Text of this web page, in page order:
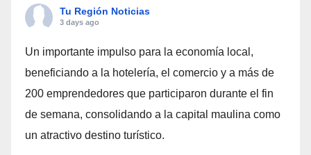
Tu Región Noticias
3 days ago
Un importante impulso para la economía local,
beneficiando a la hotelería, el comercio y a más de
200 emprendedores que participaron durante el fin
de semana, consolidando a la capital maulina como
un atractivo destino turístico.